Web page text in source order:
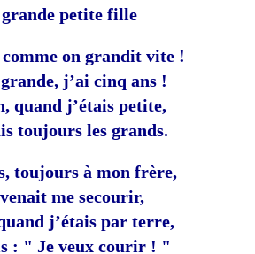
petite fille
on grandit vite !
j’ai cinq ans !
quand j’étais petite,
toujours les grands.
toujours à mon frère,
me secourir,
j’étais par terre,
: " Je veux courir ! "